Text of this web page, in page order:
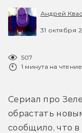
Андрей
31 октября
507
1 минута на чтение
Сериал про
обрастать
сообщило, что